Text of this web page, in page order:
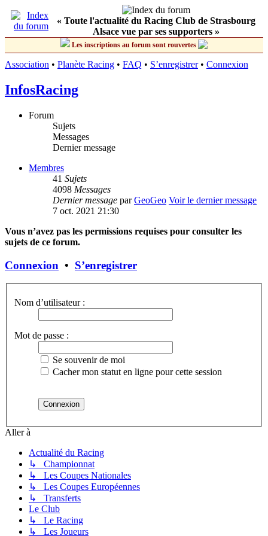
« Toute l'actualité du Racing Club de Strasbourg
Alsace vue par ses supporters »
Les inscriptions au forum sont rouvertes
Association • Planète Racing • FAQ • S’enregistrer• Connexion
InfosRacing
Forum
Sujets
Messages
Dernier message
Membres
41 Sujets
4098 Messages
Dernier message parGeoGeo Voir le dernier message
7 oct. 2021 21:30
Vous n’avez pas les permissions requises pour consulter les
sujets de ce forum.
Connexion • S’enregistrer
Nom d’utilisateur :
Mot de passe :
Se souvenir de moi
Cacher mon statut en ligne pour cette session
Aller à
Actualité du Racing
↳ Championnat
↳ Les Coupes Nationales
↳ Les Coupes Européennes
↳ Transferts
Le Club
↳ Le Racing
↳ Les Joueurs